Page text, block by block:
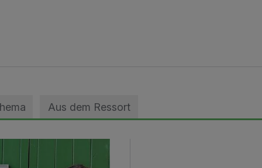
Aus dem Ressort